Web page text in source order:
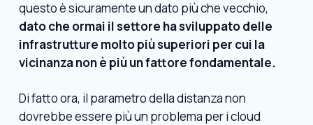
questo è sicuramente un dato più che vecchio,
dato che ormai il settore ha sviluppato delle
infrastrutture molto più superiori per cui la
vicinanza non è più un fattore fondamentale.
Di fatto ora, il parametro della distanza non
dovrebbe essere più un problema per i cloud